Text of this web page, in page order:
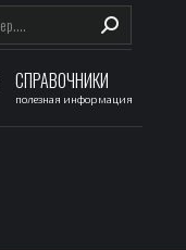
СПРАВОЧНИКИ
полезная информация